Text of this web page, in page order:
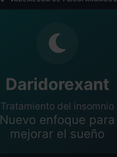
Daridorexant
Tratamiento del insomnio
Nuevo enfoque para
mejorar el sueño